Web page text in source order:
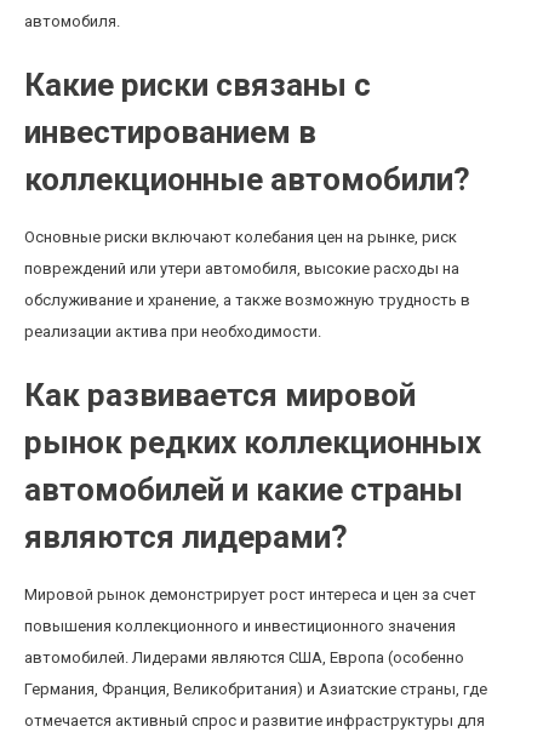
автомобиля.
Какие риски связаны с
инвестированием в
коллекционные автомобили?
Основные риски включают колебания цен на рынке, риск
повреждений или утери автомобиля, высокие расходы на
обслуживание и хранение, а также возможную трудность в
реализации актива при необходимости.
Как развивается мировой
рынок редких коллекционных
автомобилей и какие страны
являются лидерами?
Мировой рынок демонстрирует рост интереса и цен за счет
повышения коллекционного и инвестиционного значения
автомобилей. Лидерами являются США, Европа (особенно
Германия, Франция, Великобритания) и Азиатские страны, где
отмечается активный спрос и развитие инфраструктуры для